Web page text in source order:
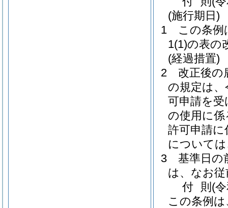
(施行期日)
1
この条例
1(1)の表の
(経過措置)
2
改正後の
の規定は、
可申請を受
の使用に
許可申請に
について
3
基準日の
は、なお
付 則 (
この条例